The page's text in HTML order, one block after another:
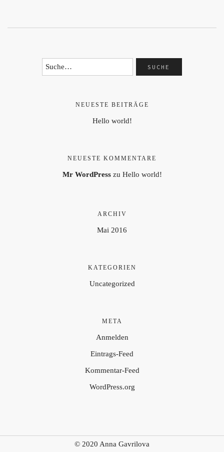
NEUESTE BEITRÄGE
Hello world!
NEUESTE KOMMENTARE
Mr WordPresszu Hello world!
ARCHIV
Mai 2016
KATEGORIEN
Uncategorized
META
Anmelden
Eintrags-Feed
Kommentar-Feed
WordPress.org
© 2020 Anna Gavrilova